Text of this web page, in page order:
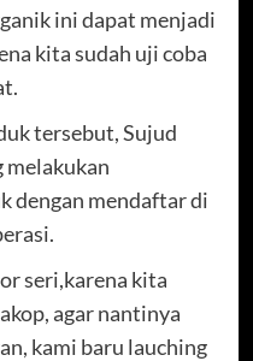
ini dapat menjadi
kita sudah uji coba
tersebut, Sujud
melakukan
dengan mendaftar di
seri,karena kita
agar nantinya
kami baru lauching